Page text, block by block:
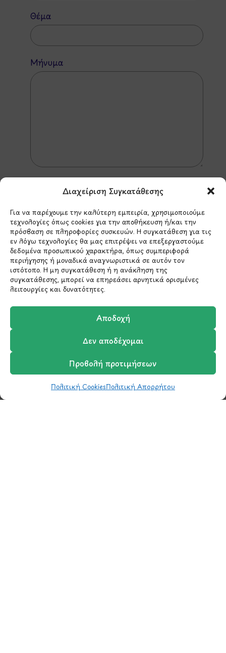
Διαχείριση Συγκατάθεσης
Για να παρέχουμε την καλύτερη εμπειρία, χρησιμοποιούμε
τεχνολογίες όπως cookies για την αποθήκευση ή/και την
πρόσβαση σε πληροφορίες συσκευών. Η συγκατάθεση για τις
εν λόγω τεχνολογίες θα μας επιτρέψει να επεξεργαστούμε
δεδομένα προσωπικού χαρακτήρα, όπως συμπεριφορά
περιήγησης ή μοναδικά αναγνωριστικά σε αυτόν τον
ιστότοπο. Η μη συγκατάθεση ή η ανάκληση της
συγκατάθεσης, μπορεί να επηρεάσει αρνητικά ορισμένες
λειτουργίες και δυνατότητες.
Αποδοχή
Δεν αποδέχομαι
Προβολή προτιμήσεων
Πολιτική CookiesΠολιτική Απορρήτου
Θέμα
Μήνυμα
*Αυτός ο ιστότοπος προστατεύεται από το σύστημα
reCAPTCHA και ισχύουν ηΠολιτική Απορρήτουκαι οι
Όροι Παροχής Υπηρεσιών της Google.
ΣΤΟΙΧΕΙΑ ΕΠΙΚΟΙΝΩΝΙΑΣ
Χολαργός 15561
info@ypografi.com
ΚαλάθιΣύγκριση
Ο Λογαριασμός μου